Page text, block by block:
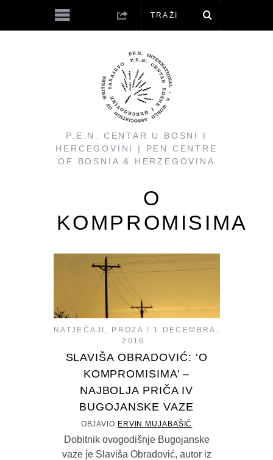
P.E.N. CENTAR U BOSNI I
HERCEGOVINI | PEN CENTRE
OF BOSNIA & HERZEGOVINA
O
KOMPROMISIMA
NATJEČAJI , PROZA
1 DECEMBRA,
2016
SLAVIŠA OBRADOVIĆ: ‘O
KOMPROMISIMA’ –
NAJBOLJA PRIČA IV
BUGOJANSKE VAZE
OBJAVIO ERVIN MUJABAŠIĆ
Dobitnik ovogodišnje Bugojanske
vaze je Slaviša Obradović, autor iz